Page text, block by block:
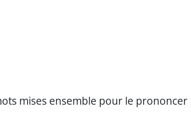
mises ensemble pour le prononcer